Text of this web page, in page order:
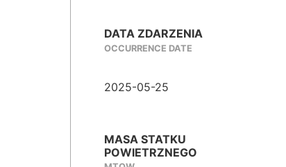
DATA ZDARZENIA
OCCURRENCE DATE
2025-05-25
MASA STATKU
POWIETRZNEGO